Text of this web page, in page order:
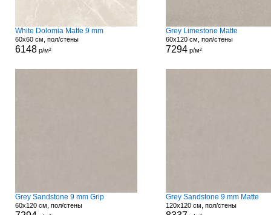
White Dolomia Matte 9 mm
60x60 см, пол/стены
6148 р/м²
Grey Limestone Matte
60x120 см, пол/стены
7294 р/м²
Grey Sandstone 9 mm Grip
60x120 см, пол/стены
Grey Sandstone 9 mm Matte
120x120 см, пол/стены